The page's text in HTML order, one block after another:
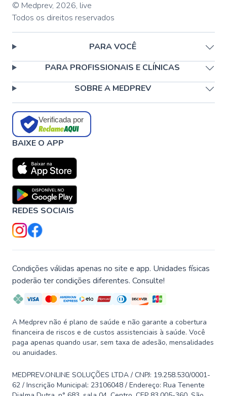
© Medprev, 2026, live
Todos os direitos reservados
PARA VOCÊ
PARA PROFISSIONAIS E CLÍNICAS
SOBRE A MEDPREV
Verificada por
BAIXE O APP
REDES SOCIAIS
Condições válidas apenas no site e app. Unidades físicas
poderão ter condições diferentes. Consulte!
A Medprev não é plano de saúde e não garante a cobertura
financeira de riscos e de custos assistenciais à saúde. Você
paga apenas quando usar, sem taxa de adesão, mensalidades
ou anuidades.
MEDPREV.ONLINE SOLUÇÕES LTDA / CNPJ: 19.258.530/0001-
62 / Inscrição Municipal: 23106048 / Endereço: Rua Tenente